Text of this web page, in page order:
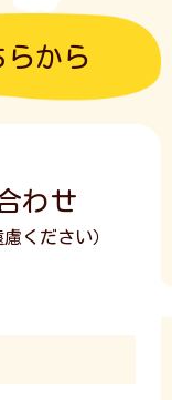
らから
わせ
ください）